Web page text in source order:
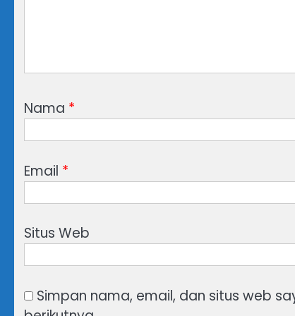
Nama *
Email *
Situs Web
Simpan nama, email, dan situs web